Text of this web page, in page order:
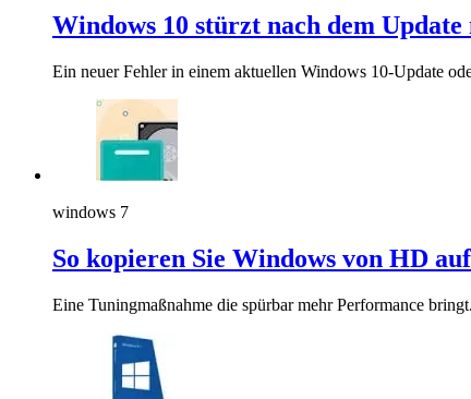
Windows 10 stürzt nach dem
Ein neuer Fehler in einem aktuellen Windows 10-Update
windows 7
So kopieren Sie Windows von HD
Eine Tuningmaßnahme die spürbar mehr Performance bringt.